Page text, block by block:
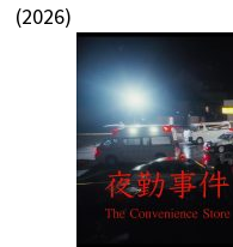
(2026)